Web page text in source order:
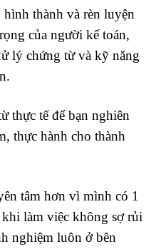
thành và rèn luyện
của người kế toán,
lý chứng từ và kỹ năng
thực tế để bạn nghiên
thực hành cho thành
tâm hơn vì mình có 1
làm việc không sợ rủi
nghiệm luôn ở bên